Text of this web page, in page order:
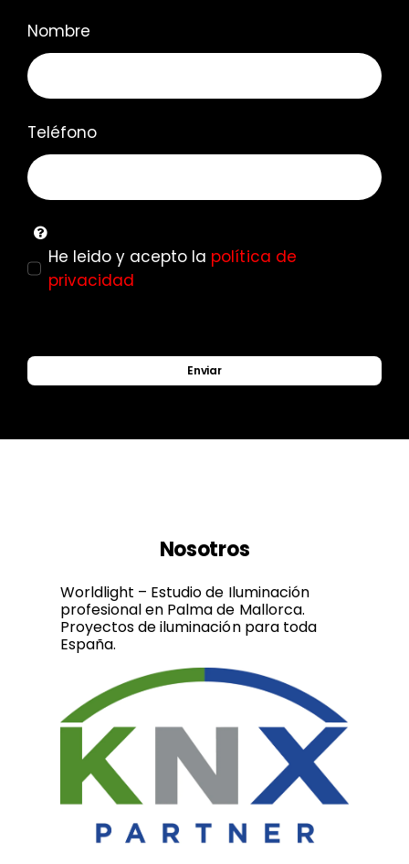
Nombre
Teléfono
He leido y acepto la política de
privacidad
Enviar
Nosotros
Worldlight – Estudio de Iluminación
profesional en Palma de Mallorca.
Proyectos de iluminación para toda
España.